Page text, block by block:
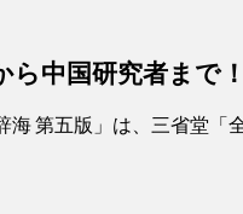
ら中国研究者まで
海 第五版」は、三省堂